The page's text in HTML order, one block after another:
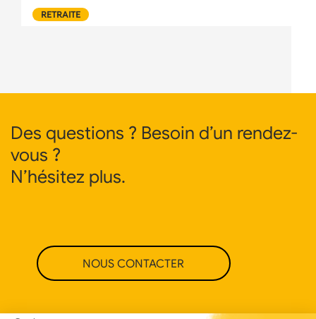
RETRAITE
Des questions ? Besoin d’un rendez-
vous ?
N’hésitez plus.
NOUS CONTACTER